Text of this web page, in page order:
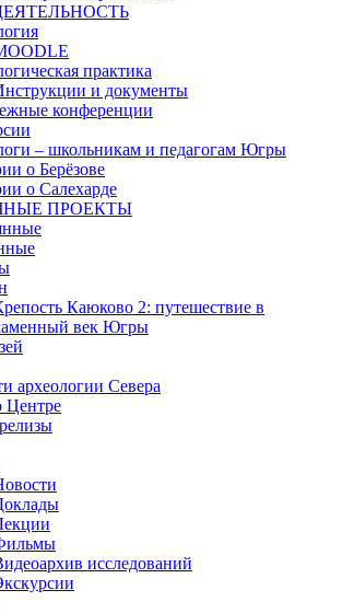
практика
и документы
конференции
– школьникам и педагогам Югры
о Берёзове
о Салехарде
ПРОЕКТЫ
Каюково 2: путешествие в
век Югры
археологии Севера
исследований